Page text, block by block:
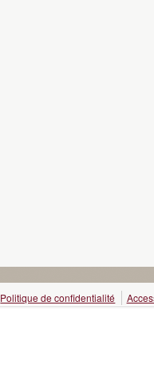
Politique de confidentialité